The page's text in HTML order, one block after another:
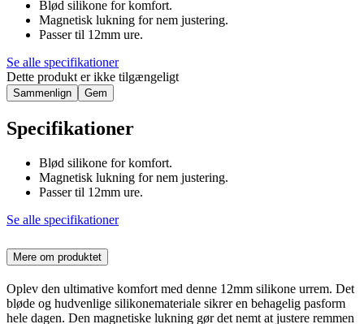
Blød silikone for komfort.
Magnetisk lukning for nem justering.
Passer til 12mm ure.
Se alle specifikationer
Dette produkt er ikke tilgængeligt
Sammenlign Gem
Specifikationer
Blød silikone for komfort.
Magnetisk lukning for nem justering.
Passer til 12mm ure.
Se alle specifikationer
Mere om produktet
Oplev den ultimative komfort med denne 12mm silikone urrem. Det
bløde og hudvenlige silikonemateriale sikrer en behagelig pasform
hele dagen. Den magnetiske lukning gør det nemt at justere remmen